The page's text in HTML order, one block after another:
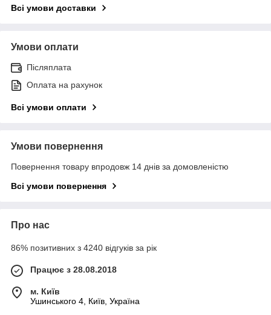
Всі умови доставки
Умови оплати
Післяплата
Оплата на рахунок
Всі умови оплати
Умови повернення
Повернення товару впродовж 14 днів за домовленістю
Всі умови повернення
Про нас
86% позитивних з 4240 відгуків за рік
Працює з 28.08.2018
м. Київ
Ушинського 4, Київ, Україна